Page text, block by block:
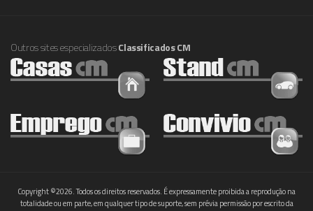
Outros sites especializadosClassificados CM
Copyright ©2026. Todos os direitos reservados. É expressamente proibida a reprodução na
totalidade ou em parte, em qualquer tipo de suporte, sem prévia permissão por escrito da